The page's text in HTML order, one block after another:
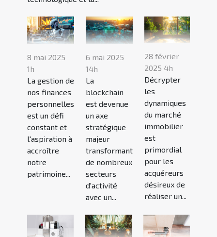
8 mai 2025
1h
La gestion de
nos finances
personnelles
est un défi
constant et
l'aspiration à
accroître
notre
patrimoine...
6 mai 2025
14h
La
blockchain
est devenue
un axe
stratégique
majeur
transformant
de nombreux
secteurs
d'activité
avec un...
28 février
2025 4h
Décrypter
les
dynamiques
du marché
immobilier
est
primordial
pour les
acquéreurs
désireux de
réaliser un...